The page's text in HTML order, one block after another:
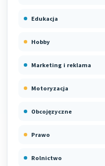
Edukacja
Hobby
Marketing i reklama
Motoryzacja
Obcojęzyczne
Prawo
Rolnictwo